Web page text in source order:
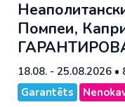
Помпеи,
18.08. - 25.08.2026 •
Garantēts